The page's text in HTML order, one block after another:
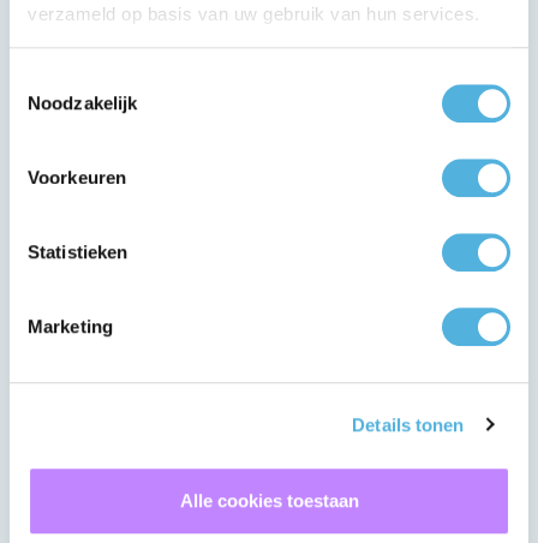
verzameld op basis van uw gebruik van hun services.
Noodzakelijk
Voorkeuren
Statistieken
Marketing
Details tonen
Alle cookies toestaan